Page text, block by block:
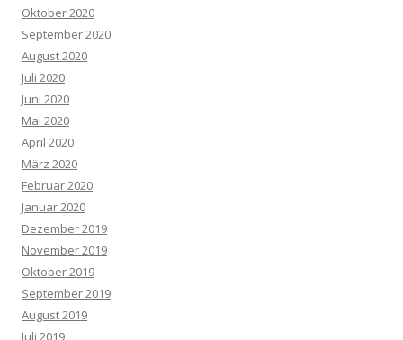
Oktober 2020
September 2020
August 2020
Juli 2020
Juni 2020
Mai 2020
April 2020
März 2020
Februar 2020
Januar 2020
Dezember 2019
November 2019
Oktober 2019
September 2019
August 2019
Juli 2019